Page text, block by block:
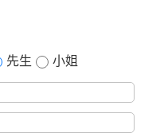
先生 小姐